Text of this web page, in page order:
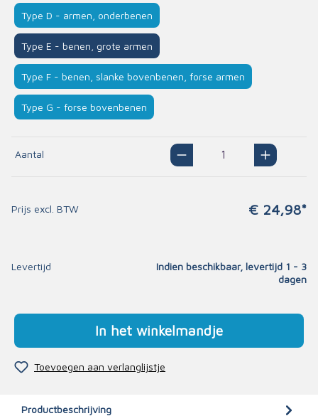
Type D - armen, onderbenen
Type E - benen, grote armen
Type F - benen, slanke bovenbenen, forse armen
Type G - forse bovenbenen
Aantal
Prijs excl. BTW € 24,98*
Levertijd
Indien beschikbaar, levertijd 1 - 3
dagen
In het winkelmandje
Toevoegen aan verlanglijstje
Productbeschrijving